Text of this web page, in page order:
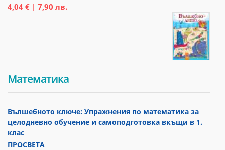
4,04 € | 7,90 лв.
Математика
Вълшебното ключе: Упражнения по математика за
целодневно обучение и самоподготовка вкъщи в 1.
клас
ПРОСВЕТА